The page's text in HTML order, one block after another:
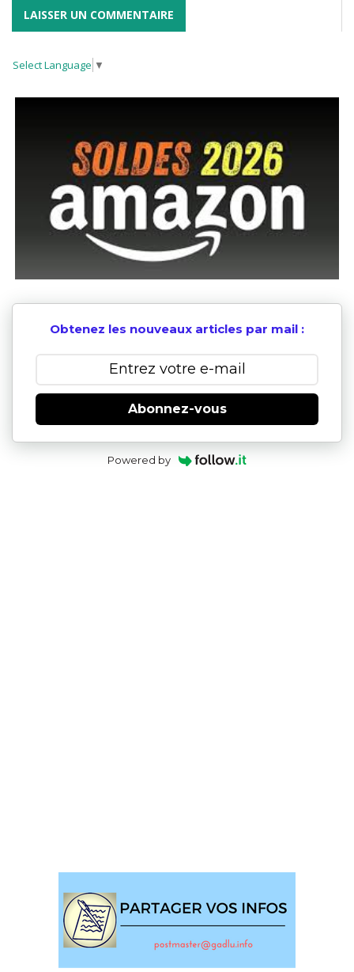
Select Language ▼
Obtenez les nouveaux articles par mail :
Abonnez-vous
Powered by